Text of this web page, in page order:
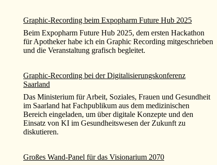
Graphic-Recording beim Expopharm Future Hub 2025
Beim Expopharm Future Hub 2025, dem ersten Hackathon
für Apotheker habe ich ein Graphic Recording mitgeschrieben
und die Veranstaltung grafisch begleitet.
Graphic-Recording bei der Digitalisierungskonferenz
Saarland
Das Ministerium für Arbeit, Soziales, Frauen und Gesundheit
im Saarland hat Fachpublikum aus dem medizinischen
Bereich eingeladen, um über digitale Konzepte und den
Einsatz von KI im Gesundheitswesen der Zukunft zu
diskutieren.
Großes Wand-Panel für das Visionarium 2070